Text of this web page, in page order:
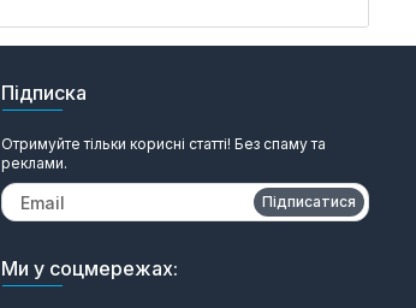
Підписка
Отримуйте тільки корисні статті! Без спаму та
реклами.
Підписатися
Ми у соцмережах: